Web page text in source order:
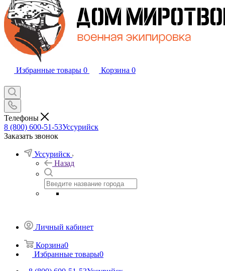
Избранные товары 0 Корзина 0
Телефоны
8 (800) 600-51-53Уссурийск
Заказать звонок
Уссурийск
Назад
Личный кабинет
Корзина0
Избранные товары0